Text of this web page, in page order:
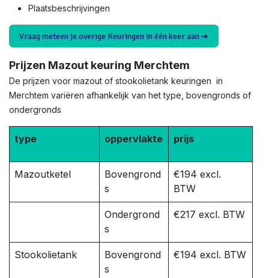
Plaatsbeschrijvingen
Vraag meteen je overige Keuringen in één keer aan ➜
Prijzen Mazout keuring Merchtem
De prijzen voor mazout of stookolietank keuringen in
Merchtem variëren afhankelijk van het type, bovengronds of
ondergronds
type oppervlakte prijs
Mazoutketel
Bovengrond
s
€194 excl.
BTW
Ondergrond
s
€217 excl. BTW
Stookolietank
Bovengrond
s
€194 excl. BTW